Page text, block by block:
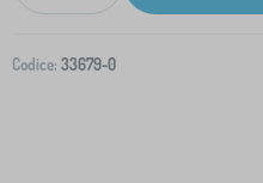
Codice: 33679-0